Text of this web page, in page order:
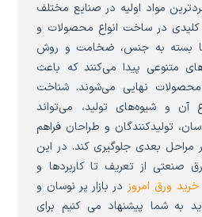
مواد اولیه در صنایع مختلف
در ساخت انواع محصولات و
بسته به جنس، ضخامت و روش
متنوعی پیدا می‌کنند که باعث
نهایی می‌شوند. شناخت
آن و شیوه‌های تولید، می‌تواند
تولیدکنندگان و طراحان فراهم
مراحل بعدی جلوگیری کند. در این
صنعتی از تعریف تا کاربردها و
خرید ورق امروز در بازار پر نوسان و
به شما پیشنهاد می کنیم برای